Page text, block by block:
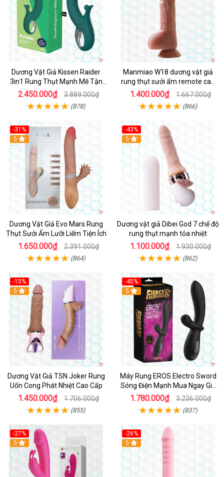
Dương Vật Giả Kissen Raider
3in1 Rung Thụt Mạnh Mẽ Tận
Hưởng
2.450.000₫ 3.889.000₫
(878)
Manmiao W18 dương vật giả
rung thụt sưởi ấm remote cao
cấp
1.400.000₫ 1.667.000₫
(866)
-31%
5
Dương Vật Giả Evo Mars Rung
Thụt Sưởi Ấm Lưỡi Liếm Tiện Ích
1.650.000₫ 2.391.000₫
(864)
-43%
Hot
5
Dương vật giả Dibei God 7 chế độ
rung thụt mạnh tỏa nhiệt
1.100.000₫ 1.930.000₫
(862)
-15%
5
Dương Vật Giả TSN Joker Rung
Uốn Cong Phát Nhiệt Cao Cấp
1.450.000₫ 1.706.000₫
(855)
-45%
5
Máy Rung EROS Electro Sword
Sóng Điện Mạnh Mua Ngay Giá
Tốt
1.780.000₫ 3.236.000₫
(837)
-27%
Hot
5
-26%
Hot
5